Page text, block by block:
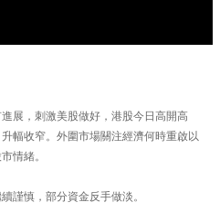
展，刺激美股做好，港股今日高開高
幅收窄。外圍市場關注經濟何時重啟以
情緒。
謹慎，部分資金反手做淡。